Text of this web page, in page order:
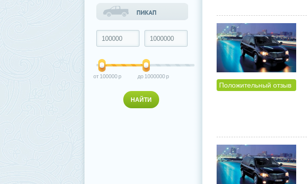
100000 1000000
Положительный отзыв